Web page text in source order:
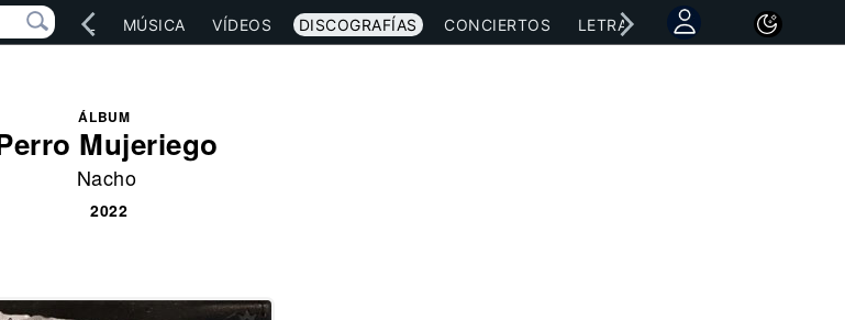
RED SOCIAL MÚSICA VÍDEOS DISCOGRAFÍAS CONCIERTOS LETRAS NOTICIAS
ÁLBUM
Mujeriego
Nacho
2022